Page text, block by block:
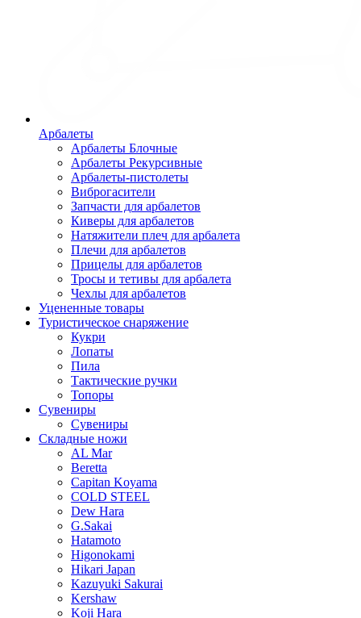
Арбалеты
Арбалеты Блочные
Арбалеты Рекурсивные
Арбалеты-пистолеты
Виброгасители
Запчасти для арбалетов
Киверы для арбалетов
Натяжители плеч для арбалета
Плечи для арбалетов
Прицелы для арбалетов
Тросы и тетивы для арбалета
Чехлы для арбалетов
Уцененные товары
Туристическое снаряжение
Кукри
Лопаты
Пила
Тактические ручки
Топоры
Сувениры
Сувениры
Складные ножи
AL Mar
Beretta
Capitan Koyama
COLD STEEL
Dew Hara
G.Sakai
Hatamoto
Higonokami
Hikari Japan
Kazuyuki Sakurai
Kershaw
Koji Hara